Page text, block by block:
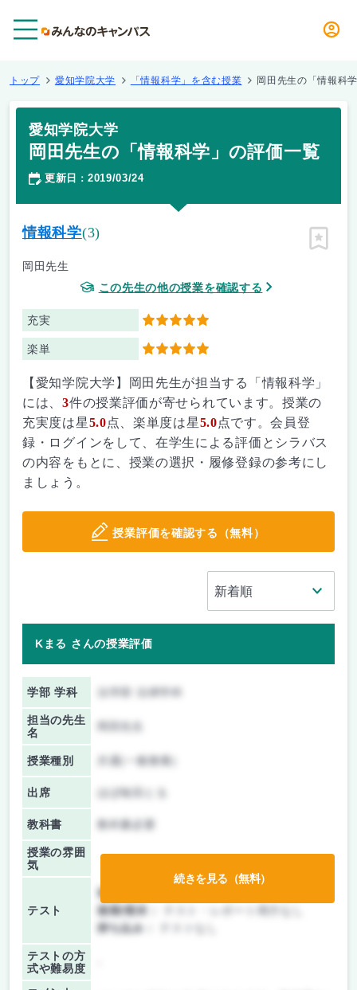
トップ 愛知学院大学 「情報科学」を含む授業 岡田先生の「情報科
愛知学院大学
岡田先生の「情報科学」の評価一覧
更新日 ： 2019/03/24
情報科学(3)
岡田先生
この先生の他の授業を確認する
充実 5
楽単 5
ピン留
【愛知学院大学】岡田先生が担当する「情報科学」
には、3件の授業評価が寄せられています。授業の
充実度は星5.0点、楽単度は星5.0点です。会員登
録・ログインをして、在学生による評価とシラバス
の内容をもとに、授業の選択・履修登録の参考にし
ましょう。
授業評価を確認する（無料）
Kまる さんの授業評価
学部 学科
担当の先生
名
授業種別 共通(一般教養)
出席 ほぼ毎回とる
教科書 教科書必要
授業の雰囲
気
テスト
前期/中間：
後期/期末：
持ち込み：
テストの方
式や難易度
続きを見る（無料）